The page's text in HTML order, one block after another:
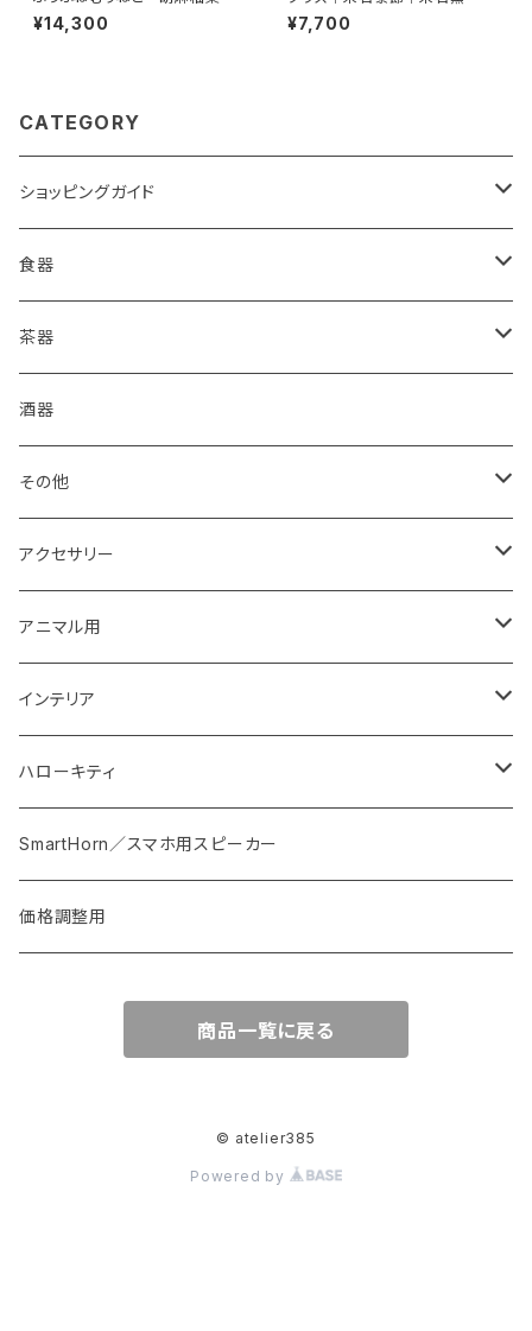
¥14,300 ¥7,700
CATEGORY
ショッピングガイド
包装
ご購入前に必ずお読みください
箱・送料について
食器
皿
コーヒードリッパー
グラス・湯呑
食器セット
丼・鉢
茶器
抹茶盌
煎茶碗
湯冷まし
酒器
その他
箸置き
マドラー
おはじき
紐
スプーン・フォーク・カトラリー
アクセサリー
イヤリング・ノンホール
ピアス
ストラップ
ブローチ
アニマル用
梟用水入れ
インテリア
ウエルカムプレート
花器
椅子・テーブル
ハローキティ
皿
バッグ
SmartHorn／スマホ用スピーカー
価格調整用
商品一覧に戻る
© atelier385
Powered by